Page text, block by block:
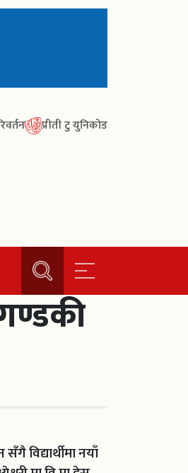
प्रीती टु युनिकोड
विद्यार्थीमा नयाँ